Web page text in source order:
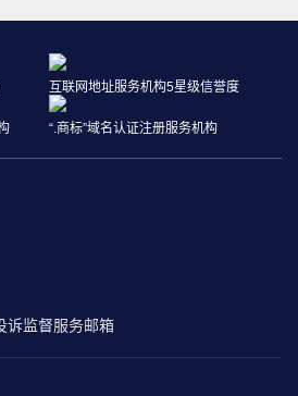
互联网地址服务机构5星级信誉度
“.商标”域名认证注册服务机构
诉监督服务邮箱